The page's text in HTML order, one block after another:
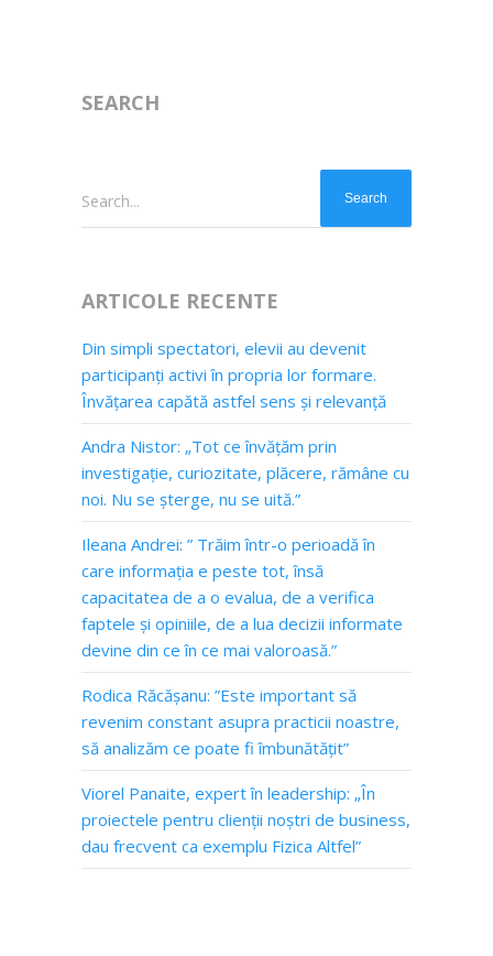
SEARCH
Search...
ARTICOLE RECENTE
Din simpli spectatori, elevii au devenit
participanți activi în propria lor formare.
Învățarea capătă astfel sens și relevanță
Andra Nistor: „Tot ce învățăm prin
investigație, curiozitate, plăcere, rămâne cu
noi. Nu se șterge, nu se uită.”
Ileana Andrei: ” Trăim într-o perioadă în
care informația e peste tot, însă
capacitatea de a o evalua, de a verifica
faptele și opiniile, de a lua decizii informate
devine din ce în ce mai valoroasă.”
Rodica Răcășanu: ”Este important să
revenim constant asupra practicii noastre,
să analizăm ce poate fi îmbunătățit”
Viorel Panaite, expert în leadership: „În
proiectele pentru clienții noștri de business,
dau frecvent ca exemplu Fizica Altfel”